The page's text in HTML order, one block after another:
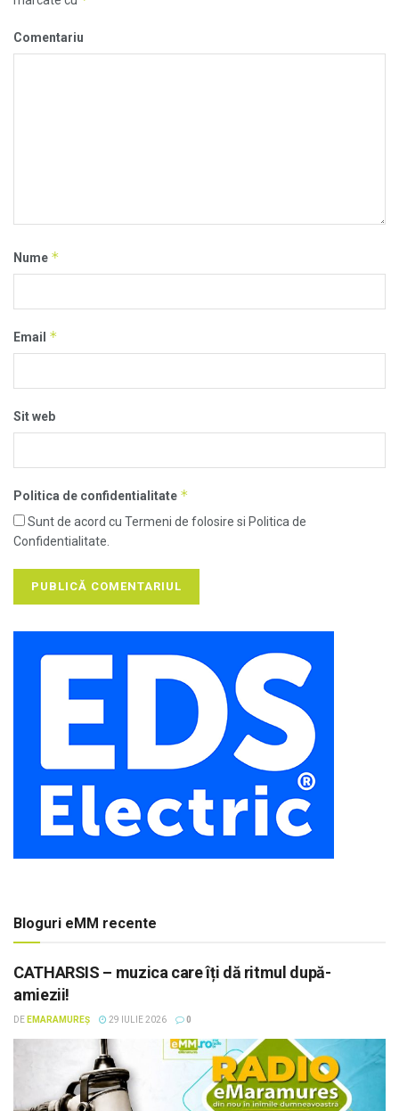
Comentariu
Nume *
Email *
Sit web
Politica de confidentialitate *
Sunt de acord cu Termeni de folosire si Politica de
Confidentialitate.
Bloguri eMM recente
CATHARSIS – muzica care îți dă ritmul după-
amiezii!
DE EMARAMUREȘ 29 IULIE 2026 0